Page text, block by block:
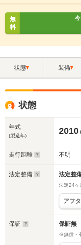
無
料
状態 装備
状態
年式
(製造年) 2010
走行距離 不明
法定整備 法定整
法定24ヶ
アフ
保証 保証無
※無償・